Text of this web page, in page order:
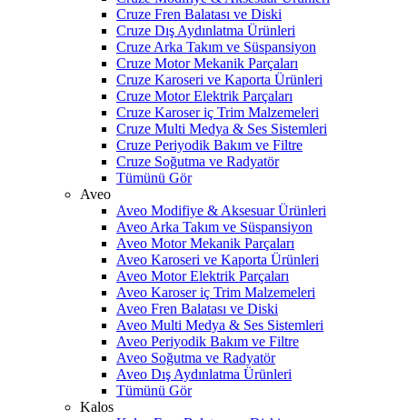
Cruze Fren Balatası ve Diski
Cruze Dış Aydınlatma Ürünleri
Cruze Arka Takım ve Süspansiyon
Cruze Motor Mekanik Parçaları
Cruze Karoseri ve Kaporta Ürünleri
Cruze Motor Elektrik Parçaları
Cruze Karoser iç Trim Malzemeleri
Cruze Multi Medya & Ses Sistemleri
Cruze Periyodik Bakım ve Filtre
Cruze Soğutma ve Radyatör
Tümünü Gör
Aveo
Aveo Modifiye & Aksesuar Ürünleri
Aveo Arka Takım ve Süspansiyon
Aveo Motor Mekanik Parçaları
Aveo Karoseri ve Kaporta Ürünleri
Aveo Motor Elektrik Parçaları
Aveo Karoser iç Trim Malzemeleri
Aveo Fren Balatası ve Diski
Aveo Multi Medya & Ses Sistemleri
Aveo Periyodik Bakım ve Filtre
Aveo Soğutma ve Radyatör
Aveo Dış Aydınlatma Ürünleri
Tümünü Gör
Kalos